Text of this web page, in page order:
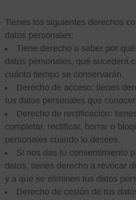
Tienes los siguientes derechos
datos personales:
Tiene derecho a saber por
datos personales, qué sucederá
cuánto tiempo se conservarán.
Derecho de acceso: tienes
tus datos personales que
Derecho de rectificación:
completar, rectificar, borrar o
personales cuando lo desees.
Si nos das tu consentimiento
datos, tienes derecho a revocar
y a que se eliminen tus datos
Derecho de cesión de tus